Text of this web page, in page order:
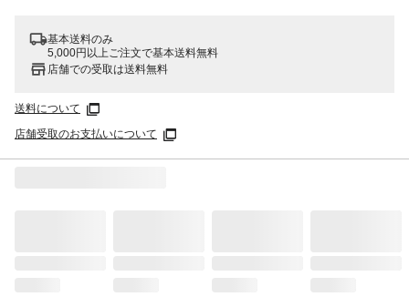
基本送料のみ
5,000円以上ご注文で基本送料無料
店舗での受取は送料無料
送料について
店舗受取のお支払いについて